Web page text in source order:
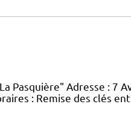
Pasquière" Adresse : 7
: Remise des clés